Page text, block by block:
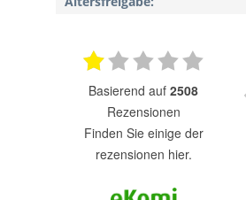
basierend auf 2508
Rezensionen
finden Sie einige der
rezensionen hier.